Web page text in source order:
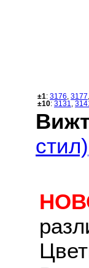
±1: 3176 3177
±10: 3131 3141
стил)